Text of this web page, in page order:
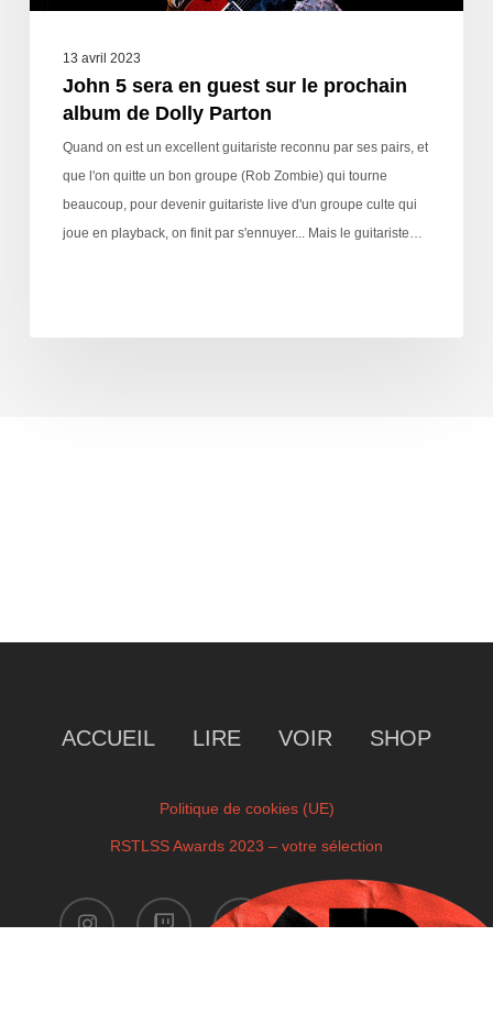
13 avril 2023
John 5 sera en guest sur le prochain
album de Dolly Parton
Quand on est un excellent guitariste reconnu par ses pairs, et
que l'on quitte un bon groupe (Rob Zombie) qui tourne
beaucoup, pour devenir guitariste live d'un groupe culte qui
joue en playback, on finit par s'ennuyer... Mais le guitariste…
ACCUEIL LIRE VOIR SHOP
Politique de cookies (UE)
RSTLSS Awards 2023 – votre sélection
instagram twitch facebook youtube
x-
twitter